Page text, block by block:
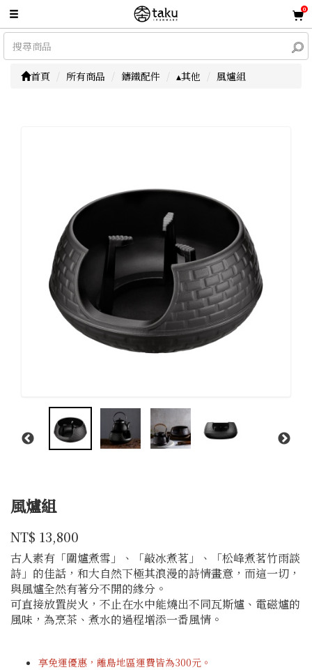
0
首頁 所有商品 鑄鐵配件 ▴其他 風爐組
風爐組
商品代號 30500030014
30500030014
品牌
古
NT$ 13,800
古人素有「圍爐煮雪」、「敲冰煮茗」、「松峰煮茗竹雨談
詩」的佳話，和大自然下極其浪漫的詩情畫意，而這一切，
與風爐全然有著分不開的緣分。
可直接放置炭火，不止在水中能燒出不同瓦斯爐、電磁爐的
風味，為烹茶、煮水的過程增添一番風情。
享免運優惠，離島地區運費皆為300元。